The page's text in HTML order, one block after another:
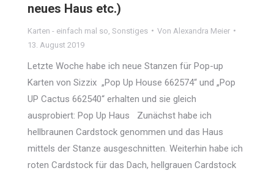
neues Haus etc.)
Karten - einfach mal so Sonstiges Von Alexandra Meier
13. August 2019
Letzte Woche habe ich neue Stanzen für Pop-up
Karten von Sizzix „Pop Up House 662574“ und „Pop
UP Cactus 662540“ erhalten und sie gleich
ausprobiert: Pop Up Haus Zunächst habe ich
hellbraunen Cardstock genommen und das Haus
mittels der Stanze ausgeschnitten. Weiterhin habe ich
roten Cardstock für das Dach, hellgrauen Cardstock